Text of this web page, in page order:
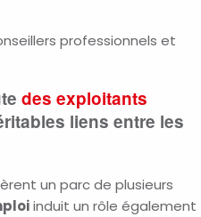
professionnels et
des exploitants
liens entre les
un parc de plusieurs
induit un rôle également